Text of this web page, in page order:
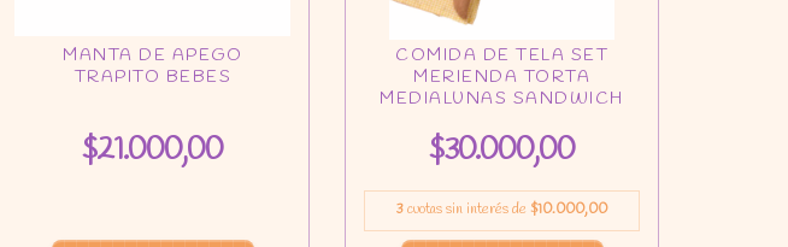
$21.000,00 $30.000,00
3cuotas sin interés de $10.000,00